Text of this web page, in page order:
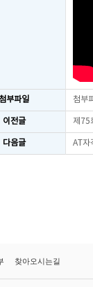
부파일 첨부
이전글 제75
다음글 AT자
찾아오시는길